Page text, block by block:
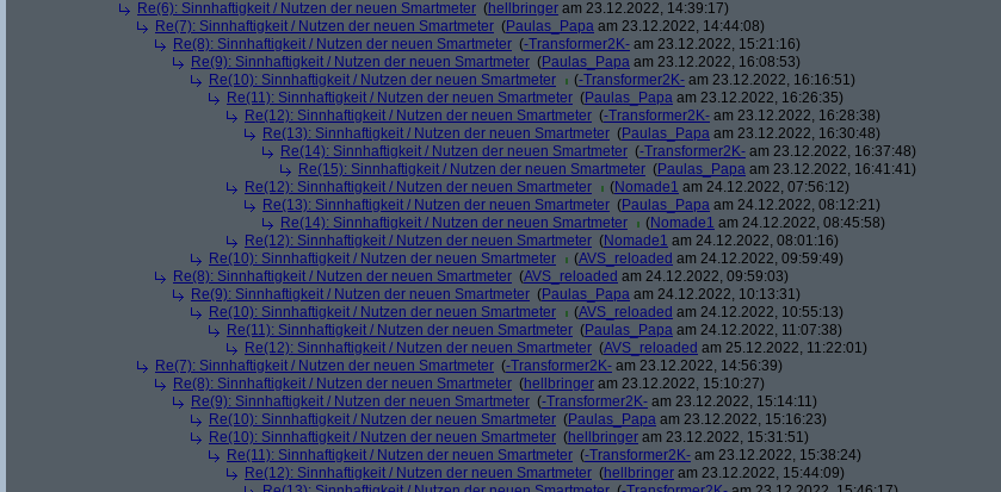
Re(6): Sinnhaftigkeit / Nutzen der neuen Smartmeter (hellbringer am 23.12.2022, 14:39:17)
Re(7): Sinnhaftigkeit / Nutzen der neuen Smartmeter (Paulas_Papa am 23.12.2022, 14:44:08)
Re(8): Sinnhaftigkeit / Nutzen der neuen Smartmeter (-Transformer2K- am 23.12.2022, 15:21:16)
Re(9): Sinnhaftigkeit / Nutzen der neuen Smartmeter (Paulas_Papa am 23.12.2022, 16:08:53)
Re(10): Sinnhaftigkeit / Nutzen der neuen Smartmeter
(-Transformer2K- am 23.12.2022, 16:16:51)
Re(11): Sinnhaftigkeit / Nutzen der neuen Smartmeter (Paulas_Papa am 23.12.2022, 16:26:35)
Re(12): Sinnhaftigkeit / Nutzen der neuen Smartmeter (-Transformer2K- am 23.12.2022, 16:28:38)
Re(13): Sinnhaftigkeit / Nutzen der neuen Smartmeter (Paulas_Papa am 23.12.2022, 16:30:48)
Re(14): Sinnhaftigkeit / Nutzen der neuen Smartmeter (-Transformer2K- am 23.12.2022, 16:37:48)
Re(15): Sinnhaftigkeit / Nutzen der neuen Smartmeter (Paulas_Papa am 23.12.2022, 16:41:41)
Re(12): Sinnhaftigkeit / Nutzen der neuen Smartmeter
(Nomade1 am 24.12.2022, 07:56:12)
Re(13): Sinnhaftigkeit / Nutzen der neuen Smartmeter (Paulas_Papa am 24.12.2022, 08:12:21)
Re(14): Sinnhaftigkeit / Nutzen der neuen Smartmeter
(Nomade1 am 24.12.2022, 08:45:58)
Re(12): Sinnhaftigkeit / Nutzen der neuen Smartmeter (Nomade1 am 24.12.2022, 08:01:16)
Re(10): Sinnhaftigkeit / Nutzen der neuen Smartmeter
(AVS_reloaded am 24.12.2022, 09:59:49)
Re(8): Sinnhaftigkeit / Nutzen der neuen Smartmeter (AVS_reloaded am 24.12.2022, 09:59:03)
Re(9): Sinnhaftigkeit / Nutzen der neuen Smartmeter (Paulas_Papa am 24.12.2022, 10:13:31)
Re(10): Sinnhaftigkeit / Nutzen der neuen Smartmeter
(AVS_reloaded am 24.12.2022, 10:55:13)
Re(11): Sinnhaftigkeit / Nutzen der neuen Smartmeter (Paulas_Papa am 24.12.2022, 11:07:38)
Re(12): Sinnhaftigkeit / Nutzen der neuen Smartmeter (AVS_reloaded am 25.12.2022, 11:22:01)
Re(7): Sinnhaftigkeit / Nutzen der neuen Smartmeter (-Transformer2K- am 23.12.2022, 14:56:39)
Re(8): Sinnhaftigkeit / Nutzen der neuen Smartmeter (hellbringer am 23.12.2022, 15:10:27)
Re(9): Sinnhaftigkeit / Nutzen der neuen Smartmeter (-Transformer2K- am 23.12.2022, 15:14:11)
Re(10): Sinnhaftigkeit / Nutzen der neuen Smartmeter (Paulas_Papa am 23.12.2022, 15:16:23)
Re(10): Sinnhaftigkeit / Nutzen der neuen Smartmeter (hellbringer am 23.12.2022, 15:31:51)
Re(11): Sinnhaftigkeit / Nutzen der neuen Smartmeter (-Transformer2K- am 23.12.2022, 15:38:24)
Re(12): Sinnhaftigkeit / Nutzen der neuen Smartmeter (hellbringer am 23.12.2022, 15:44:09)